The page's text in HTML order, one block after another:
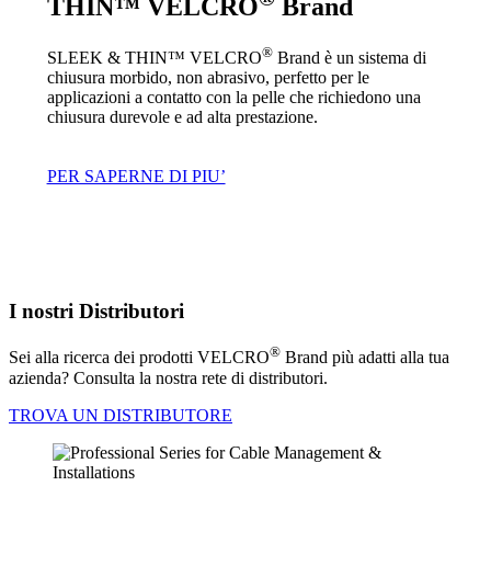
THIN™ VELCRO Brand
SLEEK & THIN™ VELCRO®Brand è un sistema di
chiusura morbido, non abrasivo, perfetto per le
applicazioni a contatto con la pelle che richiedono una
chiusura durevole e ad alta prestazione.
PER SAPERNE DI PIU’
I nostri Distributori
Sei alla ricerca dei prodotti VELCRO® Brand più adatti alla tua
azienda? Consulta la nostra rete di distributori.
TROVA UN DISTRIBUTORE